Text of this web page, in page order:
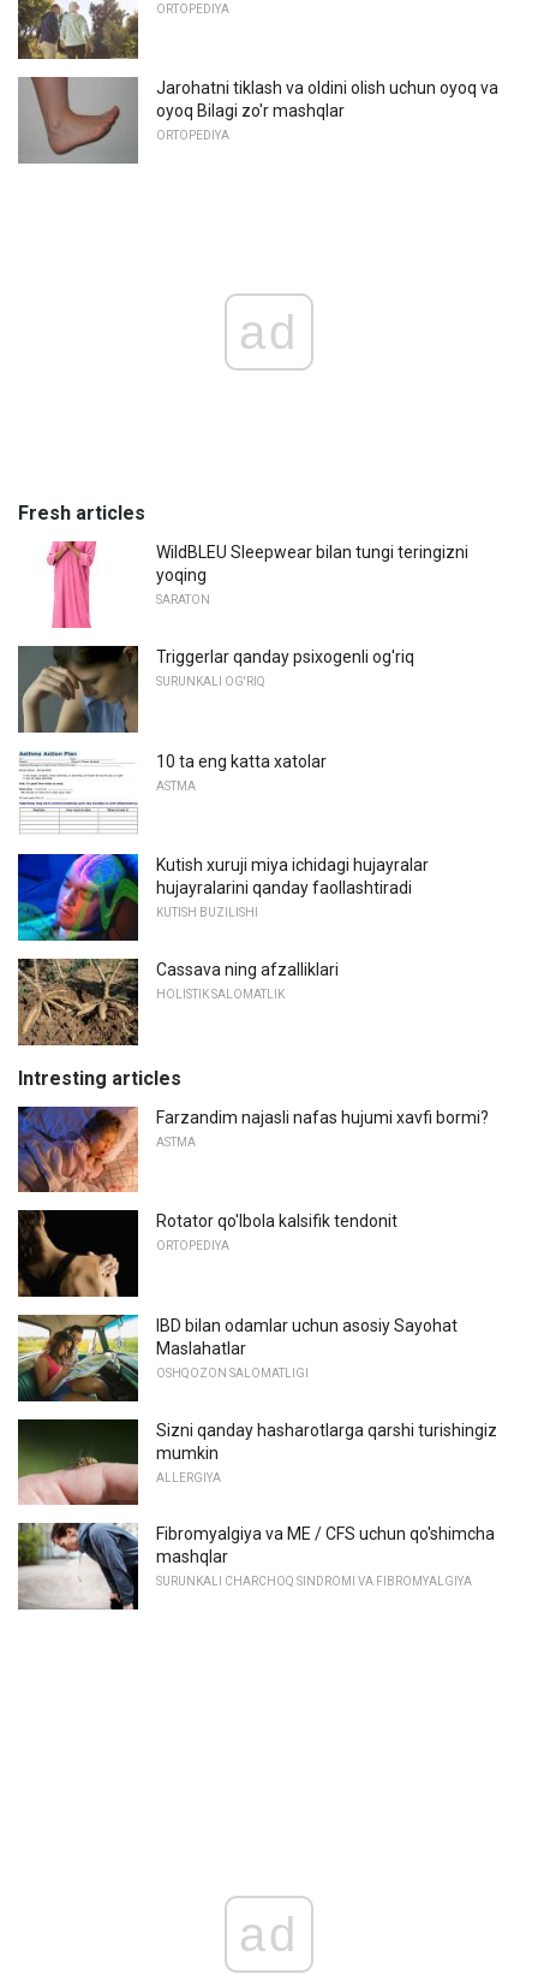
ORTOPEDIYA
Jarohatni tiklash va oldini olish uchun oyoq va
oyoq Bilagi zo'r mashqlar
ORTOPEDIYA
ad
Fresh articles
WildBLEU Sleepwear bilan tungi teringizni
yoqing
SARATON
Triggerlar qanday psixogenli og'riq
SURUNKALI OG'RIQ
10 ta eng katta xatolar
ASTMA
Kutish xuruji miya ichidagi hujayralar
hujayralarini qanday faollashtiradi
KUTISH BUZILISHI
Cassava ning afzalliklari
HOLISTIK SALOMATLIK
Intresting articles
Farzandim najasli nafas hujumi xavfi bormi?
ASTMA
Rotator qo'lbola kalsifik tendonit
ORTOPEDIYA
IBD bilan odamlar uchun asosiy Sayohat
Maslahatlar
OSHQOZON SALOMATLIGI
Sizni qanday hasharotlarga qarshi turishingiz
mumkin
ALLERGIYA
Fibromyalgiya va ME / CFS uchun qo'shimcha
mashqlar
SURUNKALI CHARCHOQ SINDROMI VA FIBROMYALGIYA
ad